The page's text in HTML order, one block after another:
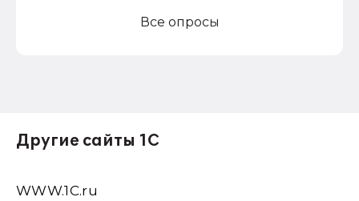
Все опросы
Другие сайты 1С
WWW.1С.ru